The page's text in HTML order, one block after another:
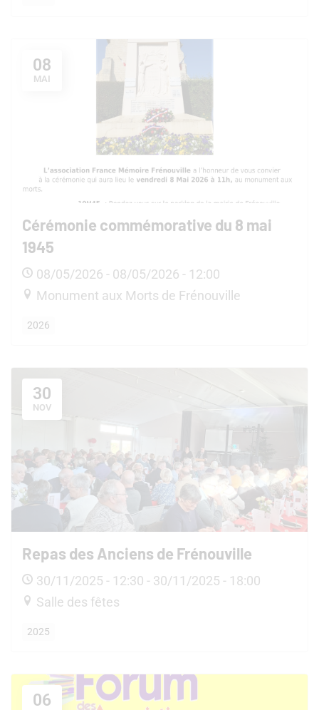
08
MAI
Cérémonie commémorative du 8 mai
1945
08/05/2026 - 08/05/2026 - 12:00
Monument aux Morts de Frénouville
2026
30
NOV
Repas des Anciens de Frénouville
30/11/2025 - 12:30 - 30/11/2025 - 18:00
Salle des fêtes
2025
06